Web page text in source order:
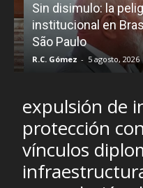
Sin disimulo: la
institucional en Brasil
São Paulo
R.C. Gómez - 5 agosto, 2026
expulsión de
protección
vínculos